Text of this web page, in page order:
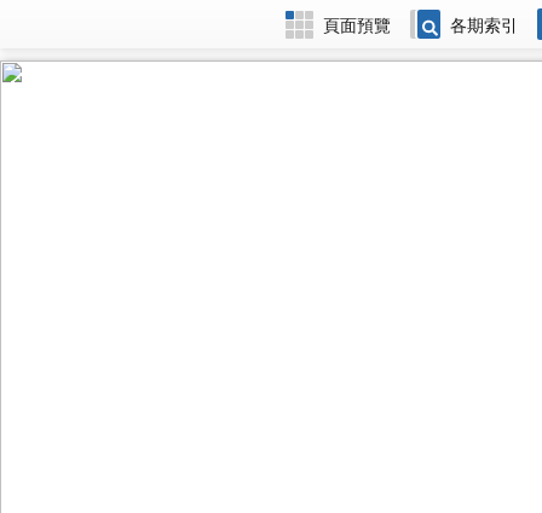
頁面預覽 各期索引